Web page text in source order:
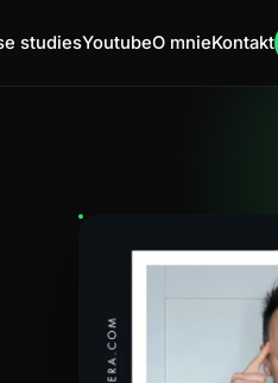
studiesYoutubeO mnieKontakt